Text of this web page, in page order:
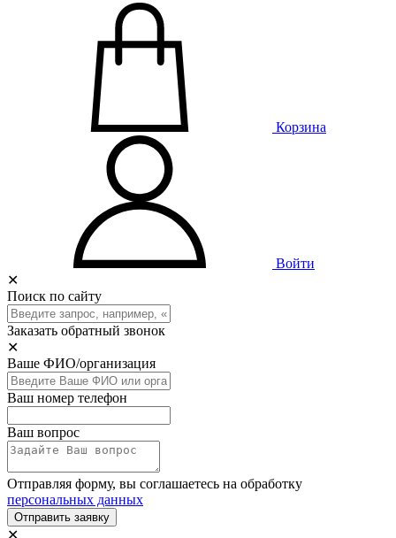
Корзина
Войти
✕
Поиск по сайту
Заказать обратный звонок
✕
Ваше ФИО/организация
Ваш номер телефон
Ваш вопрос
Отправляя форму, вы соглашаетесь на обработку
персональных данных
Отправить заявку
✕